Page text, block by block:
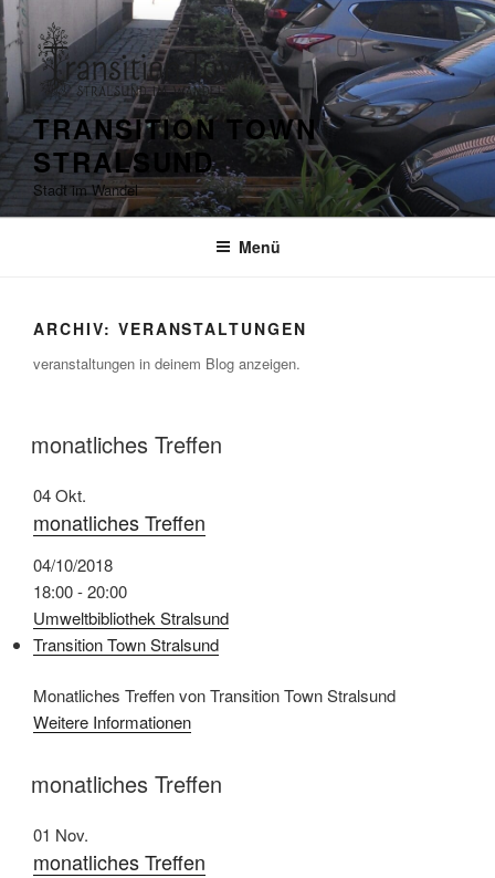
Zum
Inhalt
springen
TRANSITION TOWN
STRALSUND
Stadt im Wandel
Menü
ARCHIV: VERANSTALTUNGEN
veranstaltungen in deinem Blog anzeigen.
monatliches Treffen
04Okt.
monatliches Treffen
04/10/2018
18:00 - 20:00
Umweltbibliothek Stralsund
Transition Town Stralsund
Monatliches Treffen von Transition Town Stralsund
Weitere Informationen
monatliches Treffen
01 Nov.
monatliches Treffen